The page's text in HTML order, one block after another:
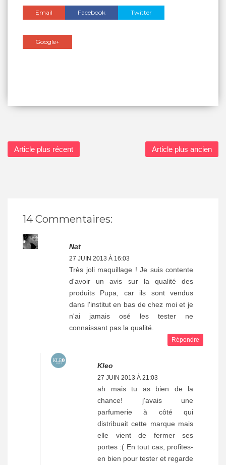
Email Facebook Twitter
Google+
Article plus récent Article plus ancien
14 Commentaires:
Nat
27 JUIN 2013 À 16:03
Très joli maquillage ! Je suis contente
d'avoir un avis sur la qualité des
produits Pupa, car ils sont vendus
dans l'institut en bas de chez moi et je
n'ai jamais osé les tester ne
connaissant pas la qualité.
Répondre
Kleo
27 JUIN 2013 À 21:03
ah mais tu as bien de la
chance! j'avais une
parfumerie à côté qui
distribuait cette marque mais
elle vient de fermer ses
portes :( En tout cas, profites-
en bien pour tester et regarde